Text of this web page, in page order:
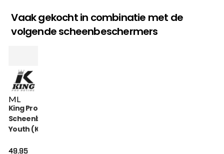
Vaak gekocht in combinatie met de
volgende scheenbeschermers
ML
King Pro Boxing
Scheenbeschermers
Youth (KPB SG
49.95